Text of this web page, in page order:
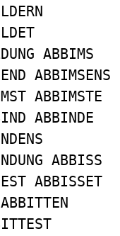
ABBIMS
ABBIMSENS
ABBIMSTE
ABBINDE
ABBISS
ABBISSET